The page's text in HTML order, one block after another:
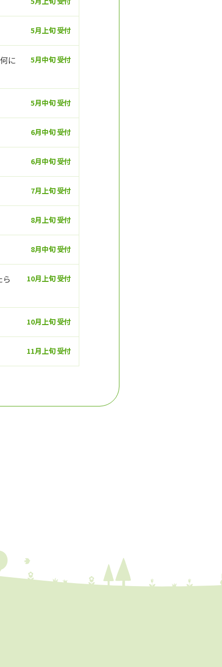
5月上旬 受付
に 5月中旬 受付
5月中旬 受付
6月中旬 受付
6月中旬 受付
7月上旬 受付
8月上旬 受付
8月中旬 受付
10月上旬 受付
10月上旬 受付
11月上旬 受付